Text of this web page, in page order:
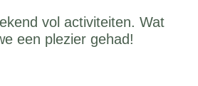
vol activiteiten. Wat
een plezier gehad!